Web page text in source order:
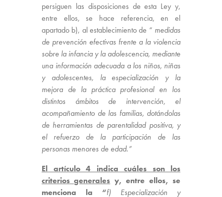
persiguen las disposiciones de esta Ley y,
entre ellos, se hace referencia, en el
apartado b), al establecimiento de “ medidas
de prevención efectivas frente a la violencia
sobre la infancia y la adolescencia, mediante
una información adecuada a los niños, niñas
y adolescentes, la especialización y la
mejora de la práctica profesional en los
distintos ámbitos de intervención, el
acompañamiento de las familias, dotándolas
de herramientas de parentalidad positiva, y
el refuerzo de la participación de las
personas menores de edad.”
El artículo 4 indica cuáles son los
criterios generales y, entre ellos, se
menciona la “f) Especialización y